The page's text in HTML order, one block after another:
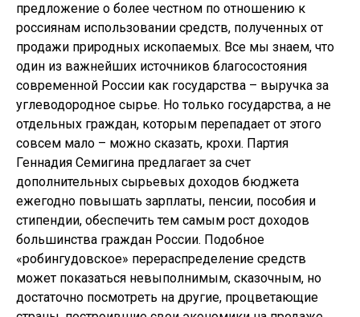
предложение о более честном по отношению к
россиянам использовании средств, полученных от
продажи природных ископаемых. Все мы знаем, что
один из важнейших источников благосостояния
современной России как государства – выручка за
углеводородное сырье. Но только государства, а не
отдельных граждан, которым перепадает от этого
совсем мало – можно сказать, крохи. Партия
Геннадия Семигина предлагает за счет
дополнительных сырьевых доходов бюджета
ежегодно повышать зарплаты, пенсии, пособия и
стипендии, обеспечить тем самым рост доходов
большинства граждан России. Подобное
«робингудовское» перераспределение средств
может показаться невыполнимым, сказочным, но
достаточно посмотреть на другие, процветающие